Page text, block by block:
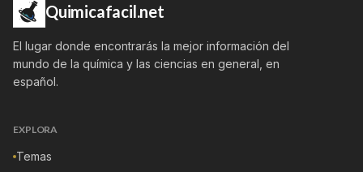
Quimicafacil.net
El lugar donde encontrarás la mejor información del
mundo de la química y las ciencias en general, en
español.
EXPLORA
Temas